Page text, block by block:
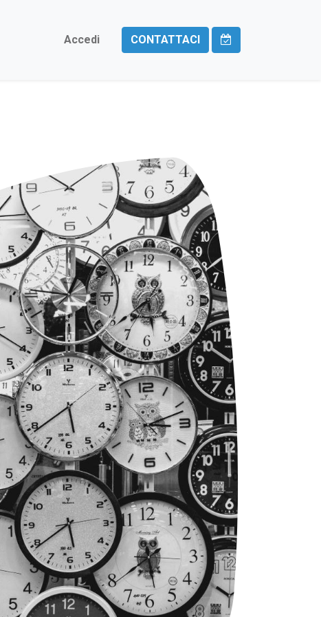
Accedi CONTATTACI